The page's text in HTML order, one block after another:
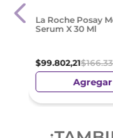
La Roche Posay
Serum X 30 Ml
$99.802,21$166.
Agregar